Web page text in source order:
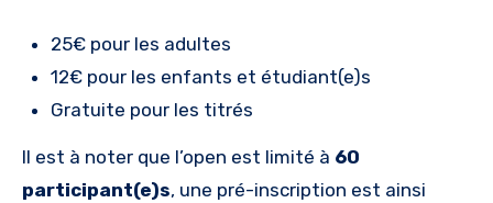
25€ pour les adultes
12€ pour les enfants et étudiant(e)s
Gratuite pour les titrés
Il est à noter que l’open est limité à 60
participant(e)s, une pré-inscription est ainsi